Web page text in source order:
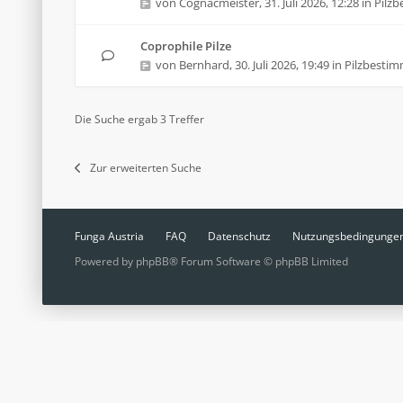
Coprophile Pilze
von Bernhard,30. Juli 2026, 19:49 in
Die Suche ergab 3 Treffer
Zur erweiterten Suche
Funga Austria FAQ Datenschutz
Powered by phpBB® Forum Software © phpBB Limited